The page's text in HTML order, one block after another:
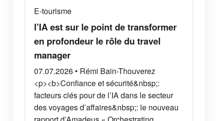
E-tourisme
l’IA est sur le point de transformer
en profondeur le rôle du travel
manager
07.07.2026 • Rémi Bain-Thouverez
<p><b>Confiance et sécurité&nbsp;:
facteurs clés pour de l’IA dans le secteur
des voyages d’affaires&nbsp;: le nouveau